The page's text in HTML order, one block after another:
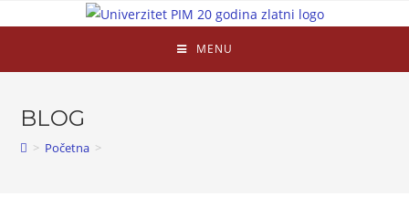
MENU
BLOG
> Početna >